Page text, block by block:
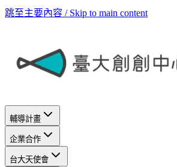
跳至主要內容 / Skip to main content
輔導計畫
企業合作
台大天使會